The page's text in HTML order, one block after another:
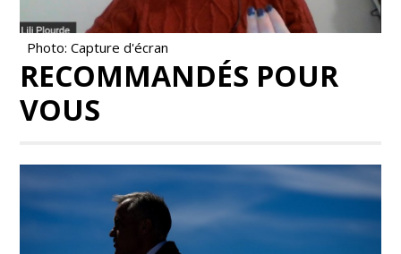
Photo: Capture d'écran
RECOMMANDÉS POUR
VOUS